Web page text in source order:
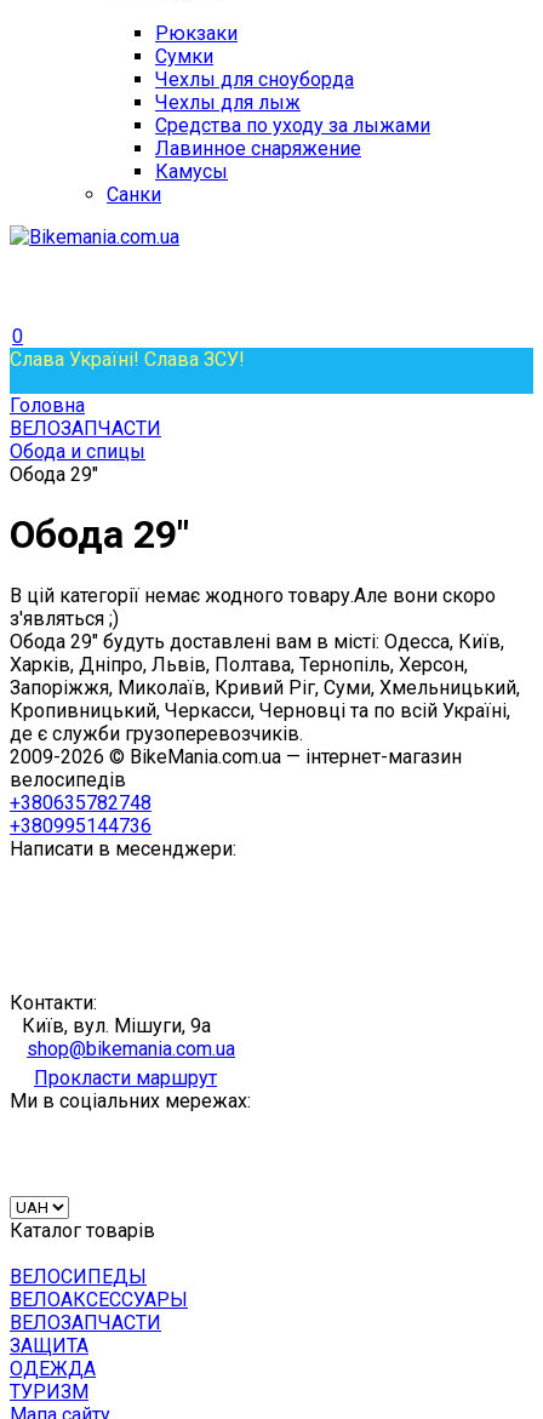
Рюкзаки
Сумки
Чехлы для сноуборда
Чехлы для лыж
Средства по уходу за лыжами
Лавинное снаряжение
Камусы
Санки
0
Слава Україні! Слава ЗСУ!
Головна
ВЕЛОЗАПЧАСТИ
Обода и спицы
Обода 29"
Обода 29"
В цій категорії немає жодного товару.Але вони скоро
з'являться ;)
Обода 29" будуть доставлені вам в місті: Одесса, Київ,
Харків, Дніпро, Львів, Полтава, Тернопіль, Херсон,
Запоріжжя, Миколаїв, Кривий Ріг, Суми, Хмельницький,
Кропивницький, Черкасси, Черновці та по всій Україні,
де є служби грузоперевозчиків.
2009-2026 © BikeMania.com.ua — інтернет-магазин
велосипедів
+380635782748
+380995144736
Написати в месенджери:
Контакти:
Київ, вул. Мішуги, 9а
shop@bikemania.com.ua
Прокласти маршрут
Ми в соціальних мережах:
Каталог товарів
ВЕЛОСИПЕДЫ
ВЕЛОАКСЕССУАРЫ
ВЕЛОЗАПЧАСТИ
ЗАЩИТА
ОДЕЖДА
ТУРИЗМ